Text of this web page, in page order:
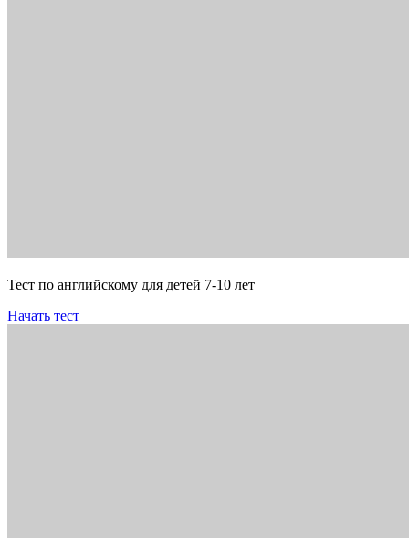
Тест по английскому для детей 7-10 лет
Начать тест